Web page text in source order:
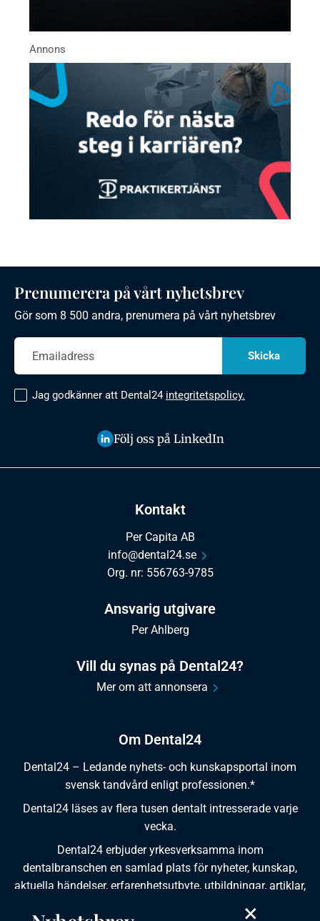
Om Dental24
Dental24 – Ledande nyhets- och kunskapsportal inom
svensk tandvård enligt professionen.*
Dental24 läses av flera tusen dentalt intresserade varje
vecka.
Dental24 erbjuder yrkesverksamma inom
dentalbranschen en samlad plats för nyheter, kunskap,
aktuella händelser, erfarenhetsutbyte, utbildningar, artiklar,
Kontakt
Per Capita AB
info@dental24.se
Org. nr: 556763-9785
Ansvarig utgivare
Per Ahlberg
Vill du synas på Dental24?
Mer om att annonsera
Prenumerera på vårt nyhetsbrev
Gör som 8 500 andra, prenumera på vårt nyhetsbrev
Jag godkänner att Dental24 integritetspolicy.
Följ oss på LinkedIn
×